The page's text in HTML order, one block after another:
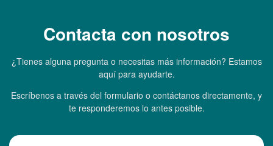
Contacta con nosotros
¿Tienes alguna pregunta o necesitas más información? Estamos
aquí para ayudarte.
Escríbenos a través del formulario o contáctanos directamente, y
te responderemos lo antes posible.